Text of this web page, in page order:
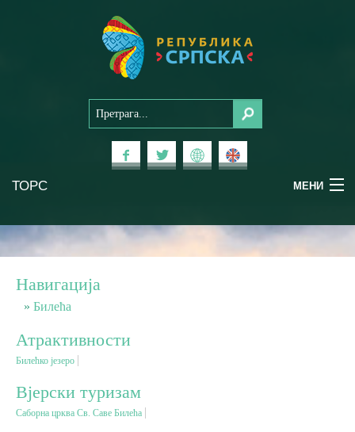
ТОРС МЕНИ
Планински туризам
Бањски туризам
Вјерски туризам
Навигација
Билећа
Атрактивности
Билећко језеро
Вјерски туризам
Саборна црква Св. Саве Билећа